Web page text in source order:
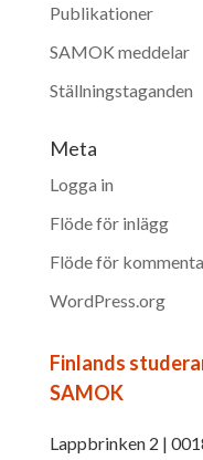
Publikationer
SAMOK meddelar
Ställningstaganden
Meta
Logga in
Flöde för inlägg
Flöde för
WordPress.org
Finlands
SAMOK
Lappbrinken 2 |